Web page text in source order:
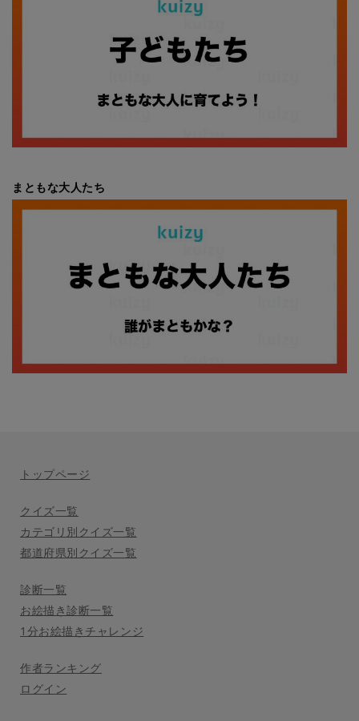
まともな大人たち
トップページ
クイズ一覧
カテゴリ別クイズ一覧
都道府県別クイズ一覧
診断一覧
お絵描き診断一覧
1分お絵描きチャレンジ
作者ランキング
ログイン